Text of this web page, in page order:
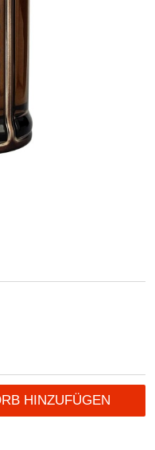
HINZUFÜGEN